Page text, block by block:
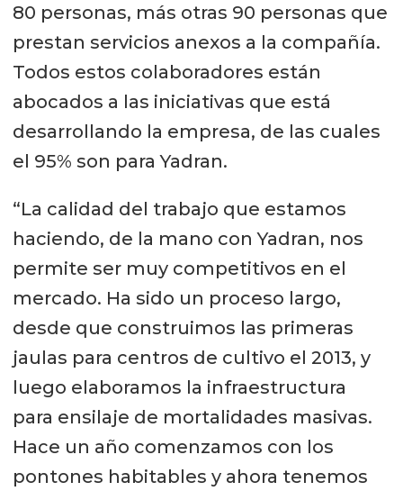
personas, una cocina full equipada y
un gimnasio completo.
80 personas, más otras 90 personas que
prestan servicios anexos a la compañía.
Todos estos colaboradores están
abocados a las iniciativas que está
desarrollando la empresa, de las cuales
el 95% son para Yadran.
“La calidad del trabajo que estamos
haciendo, de la mano con Yadran, nos
permite ser muy competitivos en el
mercado. Ha sido un proceso largo,
desde que construimos las primeras
jaulas para centros de cultivo el 2013, y
luego elaboramos la infraestructura
para ensilaje de mortalidades masivas.
Hace un año comenzamos con los
pontones habitables y ahora tenemos